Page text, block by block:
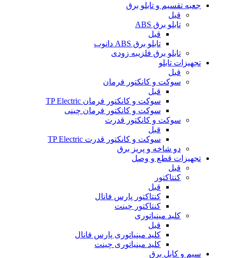
جعبه تقسیم و تابلو برق
قبل
تابلو برق ABS
قبل
تابلو برق ABS دانوب
تابلو برق فلزیبه زودی
تجهیزات تابلو
قبل
سوکت و کانکتور فرمان
قبل
سوکت و کانکتور فرمان TP Electric
سوکت و کانکتور فرمان چینی
سوکت و کانکتور قدرت
قبل
سوکت و کانکتور قدرت TP Electric
دو شاخه و پریز برق
تجهیزات قطع و وصل
قبل
کنتاکتور
قبل
کنتاکتور پارس فانال
کنتاکتور چینت
کلید مینیاتوری
قبل
کلید مینیاتوری پارس فانال
کلید مینیاتوری چینت
سیم و کابل برق